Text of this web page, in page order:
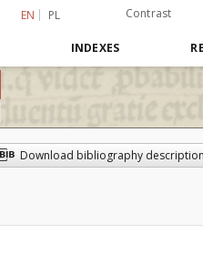
EN PL Contrast
INDEXES
Download bibliography description